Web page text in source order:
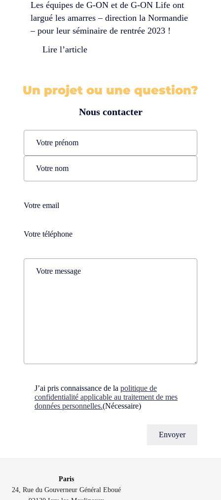
Les équipes de G-ON et de G-ON Life ont
largué les amarres – direction la Normandie
– pour leur séminaire de rentrée 2023 !
Lire l’article
Un projet ou une question?
Nous contacter
Name
Prénom
Téléphone(Nécessaire)
Téléphone(Nécessaire)
Comments
Consent(Nécessaire)
J’ai pris connaissance de la politique de
confidentialité applicable au traitement de mes
données personnelles.(Nécessaire)
Paris
24, Rue du Gouverneur Général Eboué